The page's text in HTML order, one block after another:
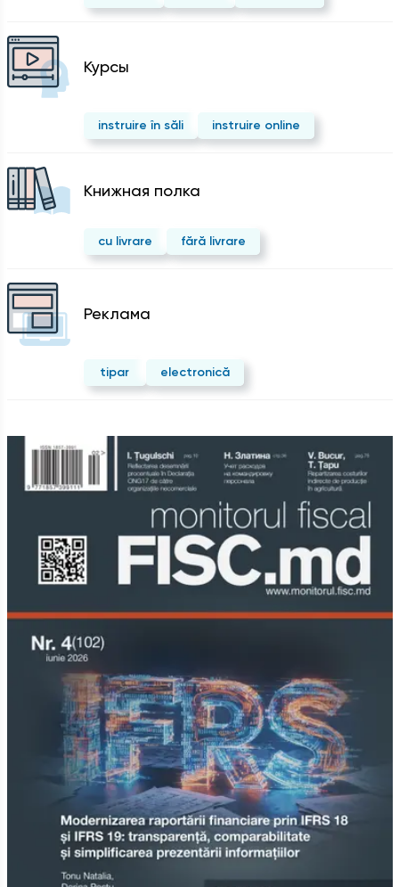
Курсы
instruire în săli instruire online
Kнижная полка
cu livrare fără livrare
Реклама
tipar electronică